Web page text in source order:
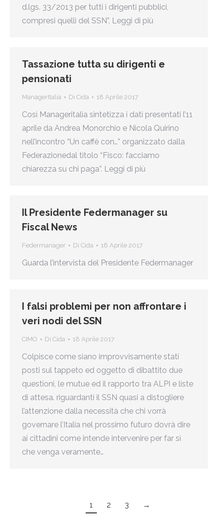
d.lgs. 33/2013 per tutti i dirigenti pubblici,
compresi quelli del SSN”. Leggi di più
Tassazione tutta su dirigenti e
pensionati
ManagerItalia Di Cida 18 Aprile 2017
Così Manageritalia sintetizza i dati presentati l’11
aprile da Andrea Monorchio e Nicola Quirino
nell’incontro “Un caffè con…” organizzato dalla
Federazionedal titolo “Fisco: facciamo
chiarezza su chi paga”. Leggi di più
Il Presidente Federmanager su
Fiscal News
Federmanager Di Cida 18 Aprile 2017
Guarda l’intervista del Presidente Federmanager
I falsi problemi per non affrontare i
veri nodi del SSN
CIMO Di Cida 18 Aprile 2017
Colpisce come siano improvvisamente stati
posti sul tappeto ed oggetto di dibattito due
questioni, le mutue ed il rapporto tra ALPI e liste
di attesa. riguardanti il SSN quasi a distogliere
l’attenzione dalla necessità che chi vorrà
governare l’Italia nel prossimo futuro dovrà dire
ai cittadini come intende intervenire per far sì
che venga veramente…
1 2 3 →